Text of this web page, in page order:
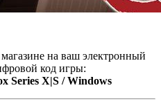
на ваш электронный
код игры:
Series X|S / Windows